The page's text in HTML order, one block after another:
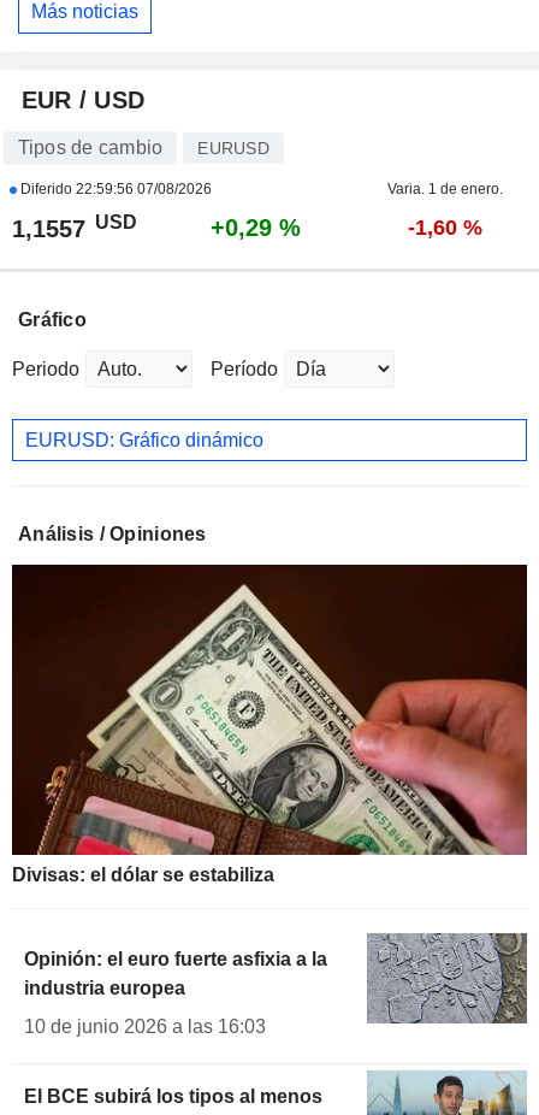
Más noticias
EUR / USD
Tipos de cambio EURUSD
Diferido 22:59:56 07/08/2026 Varia. 1 de enero.
1,1557 USD +0,29 % -1,60 %
Gráfico
Periodo Período
EURUSD: Gráfico dinámico
Análisis / Opiniones
Divisas: el dólar se estabiliza
Opinión: el euro fuerte asfixia a la
industria europea
10 de junio 2026 a las 16:03
El BCE subirá los tipos al menos